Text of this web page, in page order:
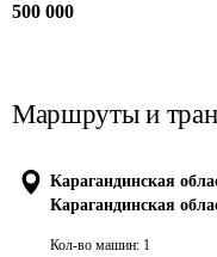
500 000
Маршруты и
Карагандинская
Карагандинская
Кол-во машин: 1